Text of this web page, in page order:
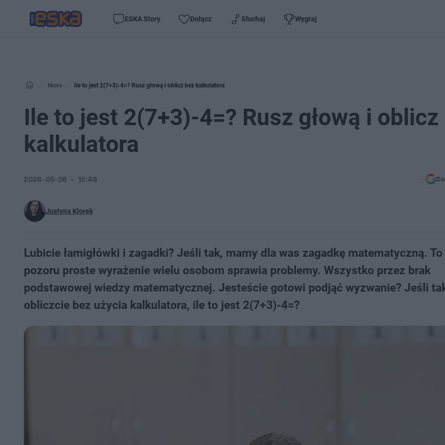
ESKA Story Dołącz Słuchaj Wygraj
News Ile to jest 2(7+3)-4=? Rusz głową i oblicz bez kalkulatora
Ile to jest 2(7+3)-4=? Rusz głową i oblicz
kalkulatora
Justyna Klorek
2026-05-06 12:48
Lubicie łamigłówki i zagadki? Jeśli tak, mamy dla was zagadkę matematyczną.
pozoru proste wyrażenie wielu osobom sprawia problemy. Wszystko przez brak
podstawowej wiedzy matematycznej. Jesteście gotowi podjąć wyzwanie? Jeśli
obliczcie bez użycia kalkulatora, ile to jest 2(7+3)-4=?